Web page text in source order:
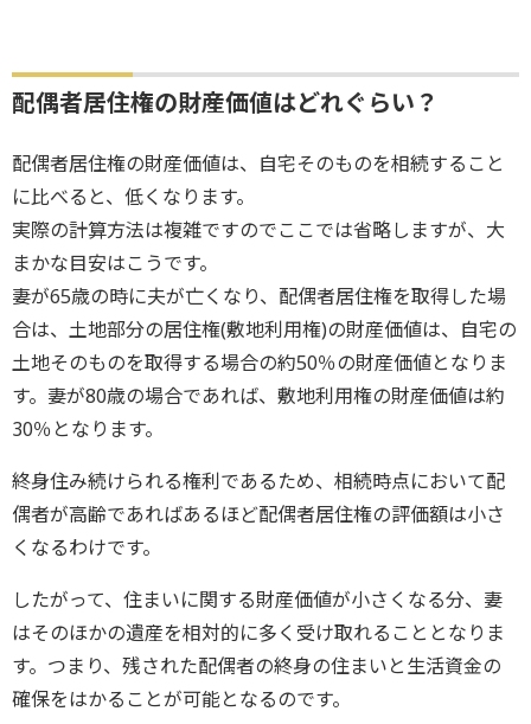
配偶者居住権の財産価値はどれぐらい？
配偶者居住権の財産価値は、自宅そのものを相続すること
に比べると、低くなります。
実際の計算方法は複雑ですのでここでは省略しますが、大
まかな目安はこうです。
妻が65歳の時に夫が亡くなり、配偶者居住権を取得した場
合は、土地部分の居住権(敷地利用権)の財産価値は、自宅の
土地そのものを取得する場合の約50％の財産価値となりま
す。妻が80歳の場合であれば、敷地利用権の財産価値は約
30％となります。
終身住み続けられる権利であるため、相続時点において配
偶者が高齢であればあるほど配偶者居住権の評価額は小さ
くなるわけです。
したがって、住まいに関する財産価値が小さくなる分、妻
はそのほかの遺産を相対的に多く受け取れることとなりま
す。つまり、残された配偶者の終身の住まいと生活資金の
確保をはかることが可能となるのです。